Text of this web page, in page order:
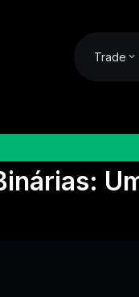
Trade